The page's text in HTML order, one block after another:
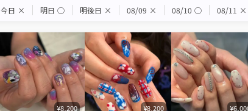
今日 × 明日 ◯ 明後日 × 08/09 × 08/10 ◯ 08/11 ×
¥8,200 ¥8,200